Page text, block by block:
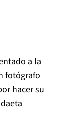
a la
fotógrafo
hacer su